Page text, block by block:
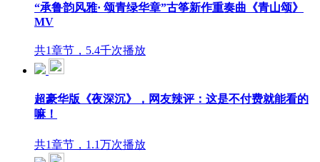
“承鲁韵风雅· 颂青绿华章”古筝新作重奏曲《青山颂》
MV
共1章节，5.4千次播放
超豪华版《夜深沉》，网友辣评：这是不付费就能看的
嘛！
共1章节，1.1万次播放